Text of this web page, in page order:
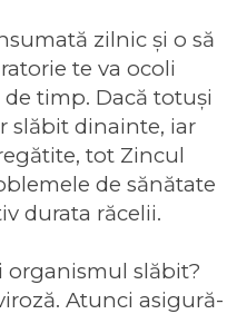
zilnic și o să
te va ocoli
timp. Dacă totuși
slăbit dinainte, iar
tot Zincul
de sănătate
durata răcelii.
slăbit?
Atunci asigură-